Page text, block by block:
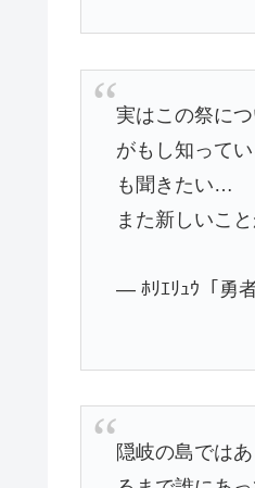
実はこの祭に
がもし知って
も聞きたい…
また新しいこ
— ﾎﾘｴﾘｭｳ「勇
隠岐の島では